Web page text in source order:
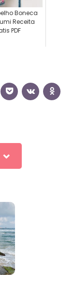
Boneca
Receita
PDF